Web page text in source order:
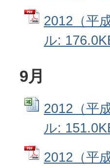
2012（平
ル:
9月
2012（平
ル:
2012（平